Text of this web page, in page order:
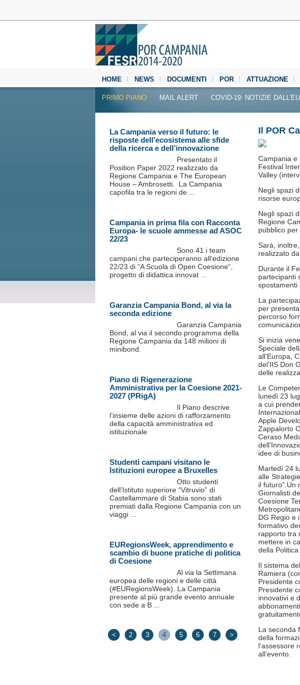
HOME NEWS DOCUMENTI POR ATTUAZIONE
MEDIA CENTER
PRIMO PIANO MAIL ALERT COVID-19: NOTIZIE
Il POR
Campania e
Festival
Valley
Negli spazi
risorse
Negli spazi
Regione
pubblico per
Sarà,
realizzato
Durante il
partecipanti
spostamenti
La
per
percorso
Si inizia
Speciale
all’Europa,
del’IIS Don
delle
Le
lunedì 23
a cui
Apple
Zappalorto
Ceraso
idee di
Martedì 24
alle
il futuro”.Un
Giornalisti
Coesione
DG Regio e
formativo
rapporto tra
mettere in
della
Il sistema
Ramiera
Presidente
Presidente
innovativi e
La seconda
della
l’assessore
all’evento.
La Campania verso il futuro: le
risposte dell’ecosistema alle sfide
della ricerca e dell’innovazione
Presentato il
Position Paper 2022 realizzato da
Regione Campania e The European
House – Ambrosetti. La Campania
capofila tra le regioni de ...
Campania in prima fila con Racconta
Europa- le scuole ammesse ad ASOC
22/23
Sono 41 i team
campani che parteciperanno all’edizione
22/23 di “A Scuola di Open Coesione“,
progetto di didattica innovat ...
Garanzia Campania Bond, al via la
seconda edizione
Garanzia Campania
Bond, al via il secondo programma della
Regione Campania da 148 milioni di
minibond.
Piano di Rigenerazione
Amministrativa per la Coesione 2021-
2027 (PRigA)
Il Piano descrive
l’insieme delle azioni di rafforzamento
della capacità amministrativa ed
istituzionale
Studenti campani visitano le
Istituzioni europee a Bruxelles
Otto studenti
dell’Istituto superiore “Vitruvio” di
Castellammare di Stabia sono stati
premiati dalla Regione Campania con un
viaggi ...
EURegionsWeek, apprendimento e
scambio di buone pratiche di politica
di Coesione
Al via la Settimana
europea delle regioni e delle città
(#EURegionsWeek). La Campania
presente al più grande evento annuale
con sede a B ...
< 2 3 4 5 6 7 >